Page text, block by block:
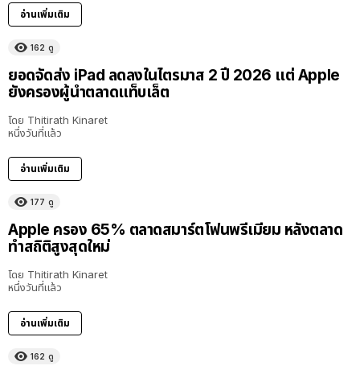
อ่านเพิ่มเติม
162 ดู
ยอดจัดส่ง iPad ลดลงในไตรมาส 2 ปี 2026 แต่ Apple
ยังครองผู้นำตลาดแท็บเล็ต
โดย Thitirath Kinaret
หนึ่งวันที่แล้ว
อ่านเพิ่มเติม
177 ดู
Apple ครอง 65% ตลาดสมาร์ตโฟนพรีเมียม หลังตลาด
ทำสถิติสูงสุดใหม่
โดย Thitirath Kinaret
หนึ่งวันที่แล้ว
อ่านเพิ่มเติม
162 ดู